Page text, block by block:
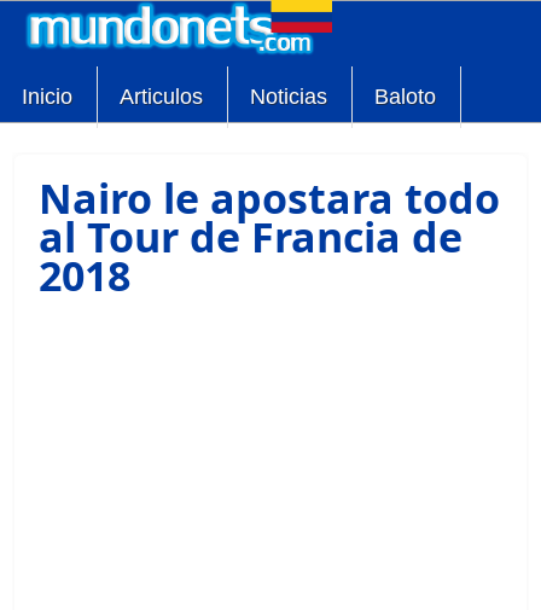
Inicio Articulos Noticias Baloto
Nairo le apostara todo
al Tour de Francia de
2018